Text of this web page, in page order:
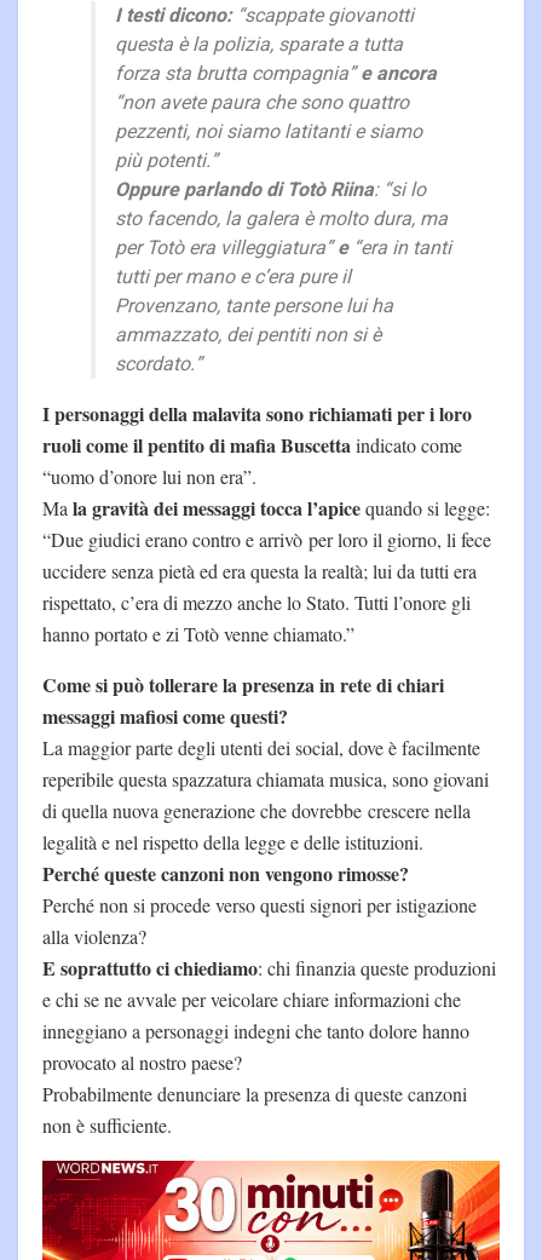
I testi dicono:“scappate giovanotti
questa è la polizia, sparate a tutta
forza sta brutta compagnia”e ancora
“non avete paura che sono quattro
pezzenti, noi siamo latitanti e siamo
più potenti.”
Oppure parlando di Totò Riina: “si lo
sto facendo, la galera è molto dura, ma
per Totò era villeggiatura”e“era in tanti
tutti per mano e c’era pure il
Provenzano, tante persone lui ha
ammazzato, dei pentiti non si è
scordato.”
I personaggi della malavita sono richiamati per i loro
ruoli come il pentito di mafia Buscettaindicato come
“uomo d’onore lui non era”.
Mala gravità dei messaggi tocca l’apicequando si legge:
“Due giudici erano contro e arrivò per loro il giorno, li fece
uccidere senza pietà ed era questa la realtà; lui da tutti era
rispettato, c’era di mezzo anche lo Stato. Tutti l’onore gli
hanno portato e zi Totò venne chiamato.”
Come si può tollerare la presenza in rete di chiari
messaggi mafiosi come questi?
La maggior parte degli utenti dei social, dove è facilmente
reperibile questa spazzatura chiamata musica, sono giovani
di quella nuova generazione che dovrebbe crescere nella
legalità e nel rispetto della legge e delle istituzioni.
Perché queste canzoni non vengono rimosse?
Perché non si procede verso questi signori per istigazione
alla violenza?
E soprattutto ci chiediamo: chi finanzia queste produzioni
e chi se ne avvale per veicolare chiare informazioni che
inneggiano a personaggi indegni che tanto dolore hanno
provocato al nostro paese?
Probabilmente denunciare la presenza di queste canzoni
non è sufficiente.